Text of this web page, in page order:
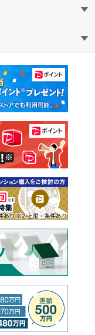
ション
建て
住まいの先生